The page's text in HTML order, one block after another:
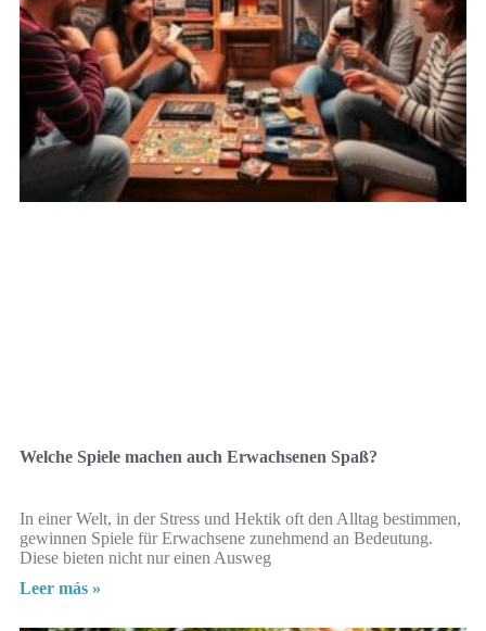
Welche Spiele machen auch Erwachsenen Spaß?
In einer Welt, in der Stress und Hektik oft den Alltag bestimmen,
gewinnen Spiele für Erwachsene zunehmend an Bedeutung.
Diese bieten nicht nur einen Ausweg
Leer más »